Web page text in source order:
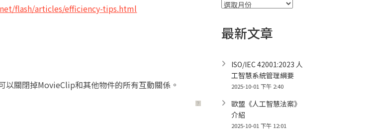
flash/articles/efficiency-tips.html
以關閉掉MovieClip和其他物件的所有互動關係。
？
彙
最新文章
ISO/IEC 42001:2023 人
工智慧系統管理綱要
2025-10-01 下午 2:40
歐盟《人工智慧法案》
介紹
2025-10-01 下午 12:01